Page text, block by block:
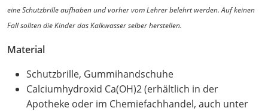
eine Schutzbrille aufhaben und vorher vom Lehrer belehrt werden. Auf keinen
Fall sollten die Kinder das Kalkwasser selber herstellen.
Material
Schutzbrille, Gummihandschuhe
Calciumhydroxid Ca(OH)2 (erhältlich in der
Apotheke oder im Chemiefachhandel, auch unter